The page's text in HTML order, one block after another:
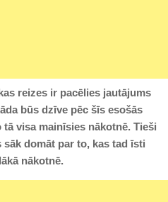
reizes ir pacēlies jautājums
būs dzīve pēc šīs esošās
visa mainīsies nākotnē. Tieši
domāt par to, kas tad īsti
nākotnē.